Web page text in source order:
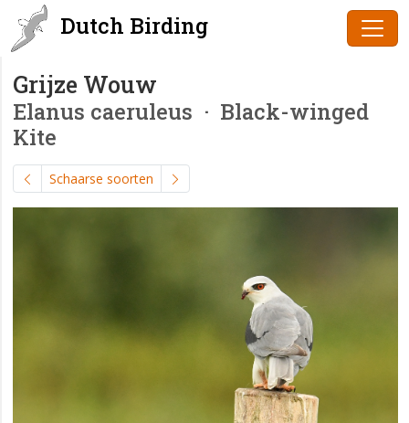
Dutch Birding
Grijze Wouw
Elanus caeruleus · Black-winged
Kite
Schaarse soorten